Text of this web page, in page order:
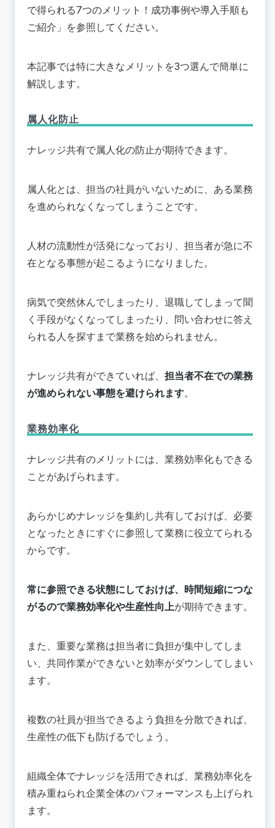
で得られる7つのメリット！成功事例や導入手順も
ご紹介 」を参照してください。
本記事では特に大きなメリットを3つ選んで簡単に
解説します。
属人化防止
ナレッジ共有で属人化の防止が期待できます。
属人化とは、担当の社員がいないために、ある業務
を進められなくなってしまうことです。
人材の流動性が活発になっており、担当者が急に不
在となる事態が起こるようになりました。
病気で突然休んでしまったり、退職してしまって聞
く手段がなくなってしまったり、問い合わせに答え
られる人を探すまで業務を始められません。
ナレッジ共有ができていれば、 担当者不在での業務
が進められない事態を避けられます。
業務効率化
ナレッジ共有のメリットには、業務効率化もできる
ことがあげられます。
あらかじめナレッジを集約し共有しておけば、必要
となったときにすぐに参照して業務に役立てられる
からです。
常に参照できる状態にしておけば、時間短縮につな
がるので業務効率化や生産性向上が期待できます。
また、重要な業務は担当者に負担が集中してしま
い、共同作業ができないと効率がダウンしてしまい
ます。
複数の社員が担当できるよう負担を分散できれば、
生産性の低下も防げるでしょう。
組織全体でナレッジを活用できれば、業務効率化を
積み重ねられ企業全体のパフォーマンスも上げられ
ます。